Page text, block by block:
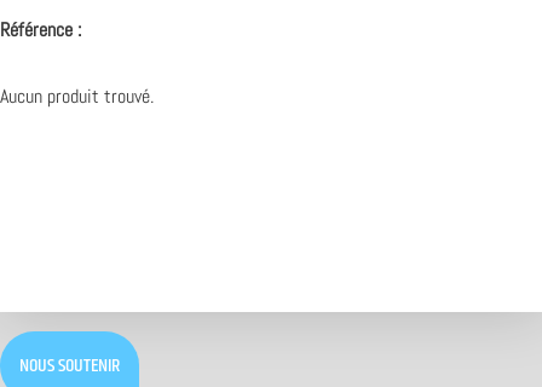
Référence :
Aucun produit trouvé.
NOUS SOUTENIR